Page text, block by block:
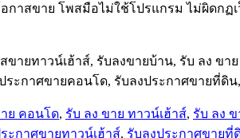
าสขาย โพสมือไม่ใช้โปรแกรม ไม่ผิดกฏ
ขายทาวน์เฮ้าส์, รับลงขายบ้าน, รับ ลง ขา
ะกาศขายคอนโด, รับลงประกาศขายที่ดิ
ย คอนโด, รับ ลง ขาย ทาวน์เฮ้าส์, รับ ลง
ะกาศขายทาวน์เฮ้าส์, รับลงประกาศขายที่